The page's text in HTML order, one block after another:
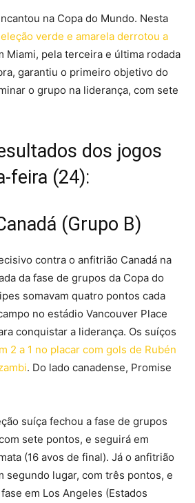
na Copa do Mundo. Nesta
verde e amarela derrotou a
Miami, pela terceira e última rodada
garantiu o primeiro objetivo do
o grupo na liderança, com sete
dos jogos
feira (24):
(Grupo B)
contra o anfitrião Canadá na
da fase de grupos da Copa do
somavam quatro pontos cada
no estádio Vancouver Place
conquistar a liderança. Os suíços
2 a 1 no placar com gols de Rubén
. Do lado canadense, Promise
suíça fechou a fase de grupos
sete pontos, e seguirá em
(16 avos de final). Já o anfitrião
segundo lugar, com três pontos, e
em Los Angeles (Estados